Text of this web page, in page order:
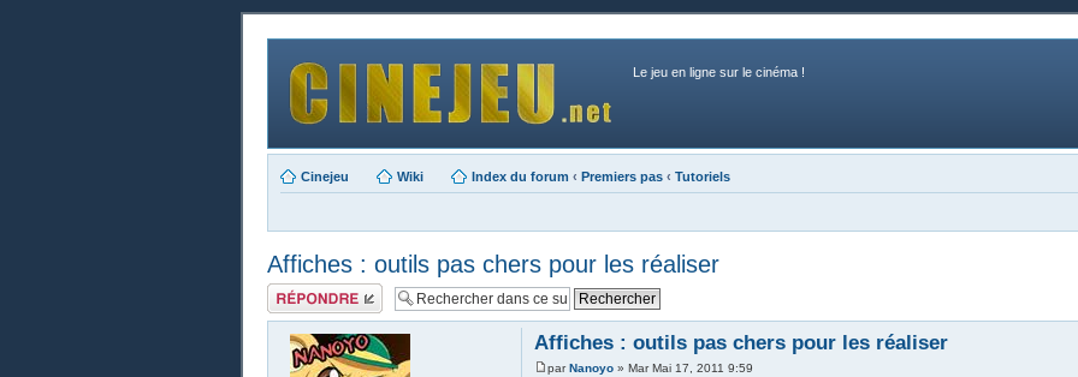
Le jeu en ligne sur le cinéma !
Cinejeu Wiki Index du forum ‹ Premiers pas ‹ Tutoriels
Affiches : outils pas chers pour les réaliser
Publier une
réponse
Affiches : outils pas chers pour les réaliser
parNanoyo» Mar Mai 17, 2011 9:59